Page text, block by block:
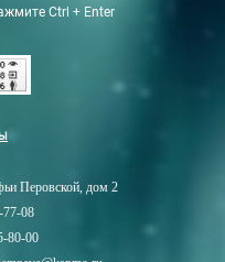
Ctrl + Enter
Перовской, дом 2
77-08
80-00